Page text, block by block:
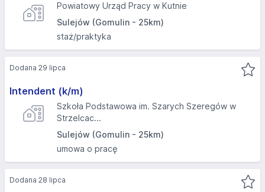
Powiatowy Urząd Pracy w Kutnie
Sulejów (Gomulin - 25km)
staż/praktyka
Intendent (k/m)
Szkoła Podstawowa im. Szarych Szeregów w
Strzelcac...
Sulejów (Gomulin - 25km)
umowa o pracę
Dodana 29 lipca
Dodana 28 lipca